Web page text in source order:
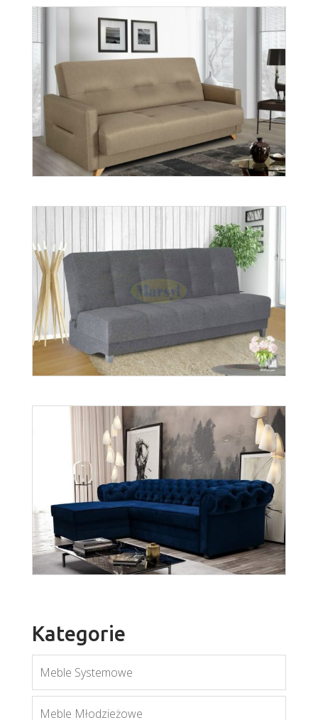
wer. Mario
wer. Doris
Więcej
Kategorie
Meble Systemowe
Meble Młodzieżowe